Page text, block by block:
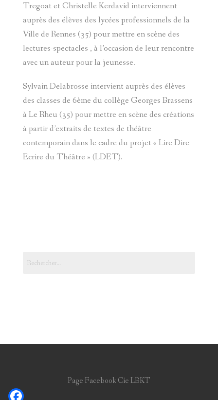
Tregoat et Christelle Kerdavid interviennent
auprès des élèves des lycées professionnels de la
Ville de Rennes (35) pour mettre en scène des
lectures-spectacles , à l’occasion de leur rencontre
avec un auteur pour la jeunesse.
Sylvain Delabrosse intervient auprès des élèves
des classes de 6ème du collège Georges Brassens
à Le Rheu (35) pour mettre en scène des créations
à partir d’extraits de textes de théâtre
contemporain dans le cadre du projet « Lire Dire
Ecrire du Théâtre » (LDET).
Page Facebook Cie LBKT